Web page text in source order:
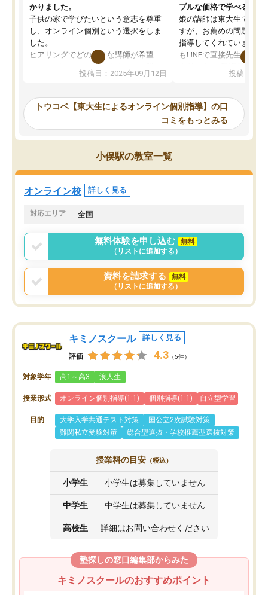
かりました。
子供の家で学びたいという意志を尊重
し、オンライン個別という選択をしま
した。
ヒアリングでどのような講師が希望
か、オプションは付帯するかなど選ぶ
事が出来ました。
ーティングを行い、その講師で良いか
見てから講師を決定する事ができま
す。
うちの子は、初回面談の講師の方で決
オンラインツールを使用した単語帳の
共有があり宿題もそちらで出される形
でした。
言う事で講師変更の申し出があり、あ
まりに短期での変更だった為、塾に通
う事にして退会しました。遅れも取り
戻せ、授業内容や講師の方は良かった
と思います。
投稿日：2025年09月12日
ブルな価格で学べる
娘の講師は東大生では無
すが、お薦めの問題集や
指導してくれています。
もLINEで直接先生に質問
めれるので、個人に合
いなのがあり(有料)、受
ことをどんなスケジュー
くか相談したのですが、
ち期待したものではなく
くなってきたようなので
投稿日：
トウコベ【東大生によるオンライン個別指導】の口
コミをもっとみる
小俣駅の教室一覧
オンライン校 詳しく見る
対応エリア 全国
無料体験を申し込む
無料
（リストに追加する）
資料を請求する
無料
（リストに追加する）
キミノスクール 詳しく見る
評価 4.3 （5件）
対象学年 高1～高3 浪人生
授業形式 オンライン個別指導(1:1) 個別指導(1:1) 自立型学習
目的 大学入学共通テスト対策
国公立2次試験対策
難関私立受験対策
総合型選抜・学校推薦型選抜対策
授業料の目安 （税込）
小学生 小学生は募集していません
中学生 中学生は募集していません
高校生 詳細はお問い合わせください
塾探しの窓口編集部からみた
キミノスクールのおすすめポイント